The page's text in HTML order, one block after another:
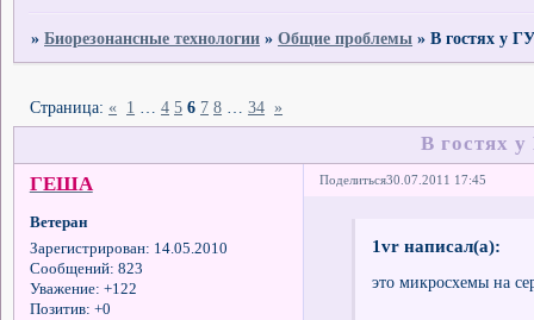
»Биорезонансные технологии »Общие проблемы »В гостях у
В гостях
Страница: « 1 … 4 5 6 7 8 … 34 »
Поделиться30.07.2011 17:45
ГЕША
Ветеран
Зарегистрирован: 14.05.2010
Сообщений: 823
Уважение: +122
Позитив: +0
1vr написал(а):
это микросхемы на